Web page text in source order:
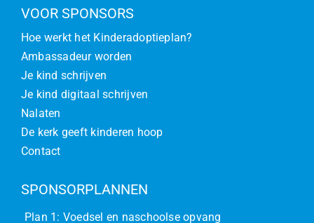
VOOR SPONSORS
Hoe werkt het Kinderadoptieplan?
Ambassadeur worden
Je kind schrijven
Je kind digitaal schrijven
Nalaten
De kerk geeft kinderen hoop
Contact
SPONSORPLANNEN
Plan 1: Voedsel en naschoolse opvang